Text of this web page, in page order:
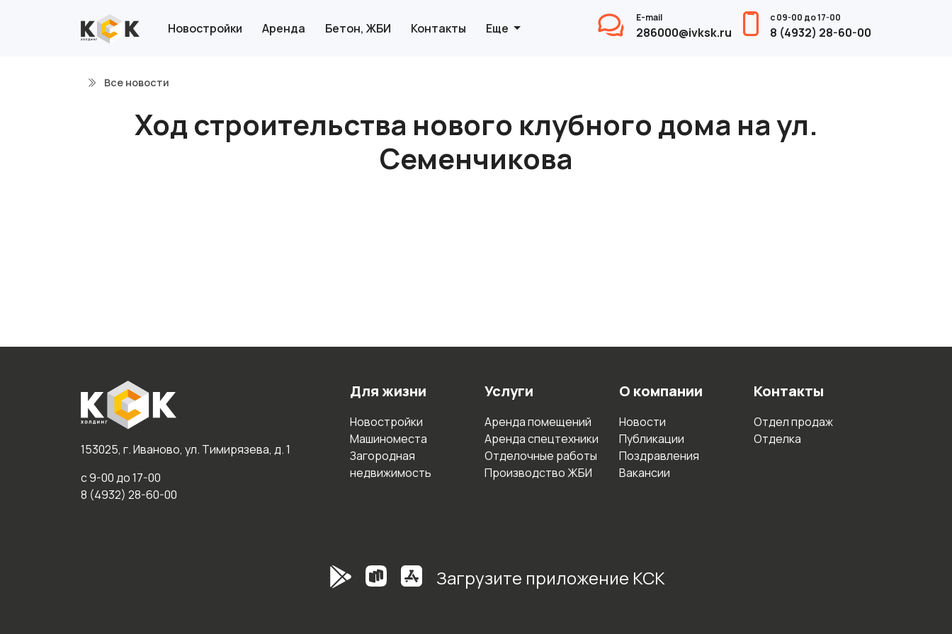
Новостройки Аренда Бетон, ЖБИ Контакты Еще
E-mail
286000@ivksk.ru
с 09-00 до 17-00
8 (4932) 28-60-00
Все новости
Ход строительства нового клубного дома на ул.
Семенчикова
153025, г. Иваново, ул. Тимирязева, д. 1
с 9-00 до 17-00
8 (4932) 28-60-00
Для жизни
Новостройки
Машиноместа
Загородная
недвижимость
Услуги
Аренда помещений
Аренда спецтехники
Отделочные работы
Производство ЖБИ
О компании
Новости
Публикации
Поздравления
Вакансии
Контакты
Отдел продаж
Отделка
Загрузите приложение КСК